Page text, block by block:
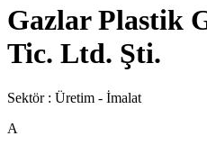
Gazlar Plastik
Tic. Ltd. Şti.
Sektör : Üretim - İmalat
A